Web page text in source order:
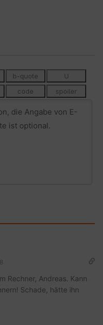
Rechner, Andreas. Kann
Schade, hätte ihn